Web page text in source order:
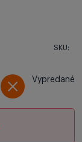
SKU:
Vypredané